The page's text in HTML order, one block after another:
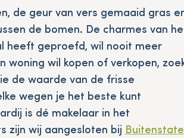
de geur van vers gemaaid gras
de bomen. De charmes van
heeft geproefd, wil nooit meer
woning wil kopen of verkopen,
de waarde van de frisse
wegen je het beste kunt
is dé makelaar in het
zijn wij aangesloten bij Buitenstate